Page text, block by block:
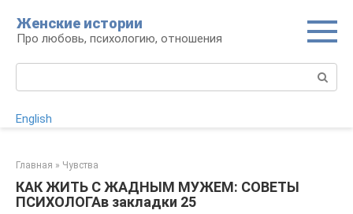
контенту
Женские истории
Про любовь, психологию, отношения
English
Главная » Чувства
КАК ЖИТЬ С ЖАДНЫМ МУЖЕМ: СОВЕТЫ
ПСИХОЛОГАв закладки 25